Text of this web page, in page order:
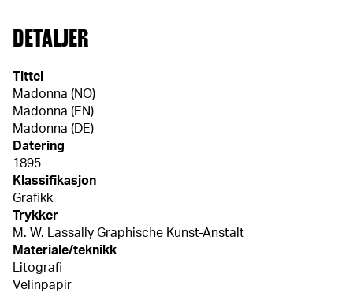
DETALJER
Tittel
Madonna (NO)
Madonna (EN)
Madonna (DE)
Datering
1895
Klassifikasjon
Grafikk
Trykker
M. W. Lassally Graphische Kunst-Anstalt
Materiale/teknikk
Litografi
Velinpapir